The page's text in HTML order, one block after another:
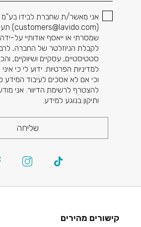
אני מאשר/ת שחברת לבידו בע"מ
(
customers@lavido.com
)
שמסרתי או ייאסף אודותיי על-
לקבלת הניוזלטר של החברה,
סטטיסטיים, עסקיים ושיווקיים,
למדיניות הפרטיות. ידוע לי כי
וכי אם לא אסכים לעיבוד המידע
להצטרף לרשימת הדיוור. אני מודע/
ותיקון בנוגע למידע.
שליחה
קישורים מהירים